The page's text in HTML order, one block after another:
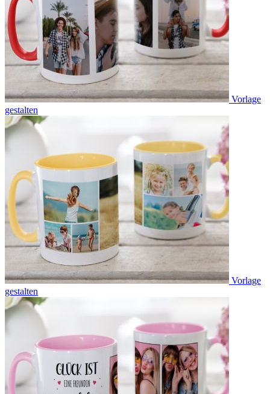
Vorlage
gestalten
Vorlage
gestalten